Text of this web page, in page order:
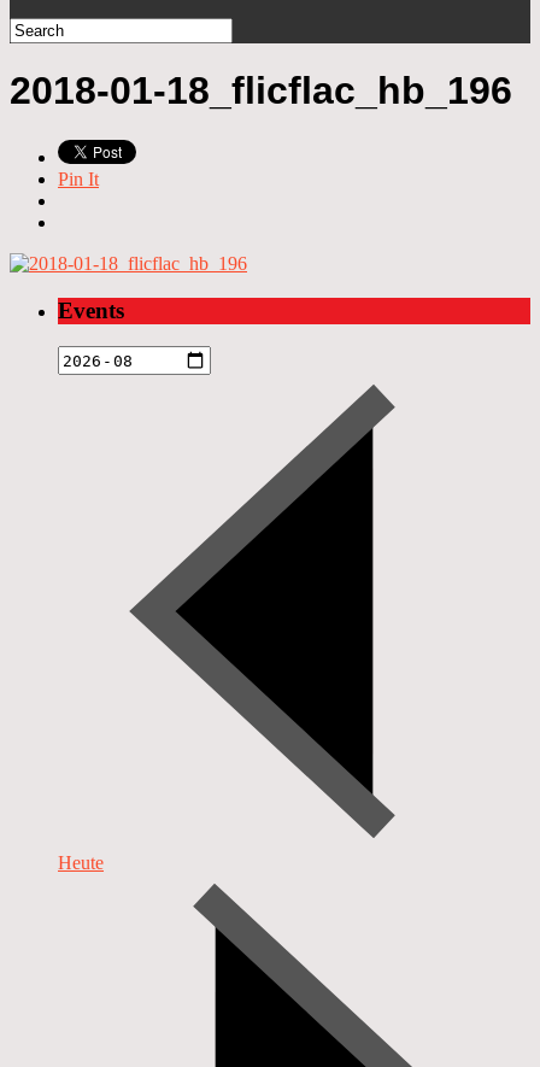
2018-01-18_flicflac_hb_196
Pin It
Events
Heute